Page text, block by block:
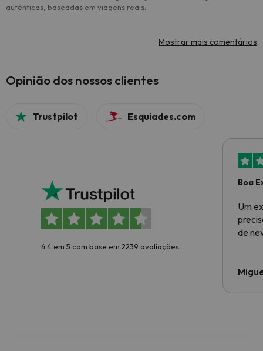
autênticas, baseadas em viagens reais.
Mostrar mais comentários
Opinião dos nossos clientes
Trustpilot Esquiades.com
4.4 em 5 com base em 2239 avaliações
Boa
Um
de